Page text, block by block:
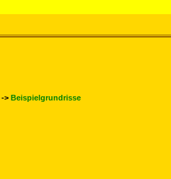
-> Beispielgrundrisse